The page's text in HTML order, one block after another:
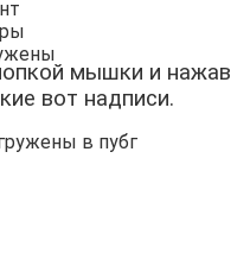
мышки и нажав
вот надписи.